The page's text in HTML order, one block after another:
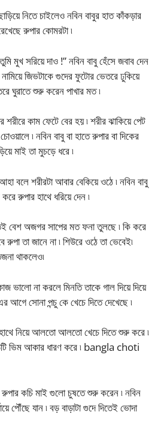
নিতে চাইলেও নবিন বাবুর হাত কাঁকড়ার
রুপার কোমরটা ৷
মুখ সরিয়ে দাও !” নবিন বাবু হেঁসে জবাব দেন
জিভটাকে গুদের ফুটোর ভেতরে ঢুকিয়ে
ঘুরাতে শুরু করেন পাখার মত ৷
শরীরে কাম ফেটে বের হয় ৷ শরীর ঝাকিয়ে পেট
৷ নবিন বাবু বা হাতে রুপার বা দিকের
মাই তা মুচড়ে ধরে ৷
বলে শরীরটা আবার বেকিয়ে ওঠে ৷ নবিন বাবু
রুপার হাথে ধরিয়ে দেন ৷
বেশ অজগর সাপের মত ফনা তুলছে ৷ কি করে
তা জানে না ৷ শিউরে ওঠে তা ভেবেই৷
থাকলেও৷
ভালো না করলে মিনতি তাকে গাল দিয়ে দিয়ে
আগে সোনা পন্চু কে খেচে দিতে দেখেছে ৷
নিয়ে আলতো আলতো খেচে দিতে শুরু করে ৷
ভিম আকার ধারণ করে ৷ bangla choti
কচি মাই গুলো চুষতে শুরু করেন ৷ নবিন
পৌঁছে যান ৷ বড় বাড়াটা গুদে দিতেই ভোদা